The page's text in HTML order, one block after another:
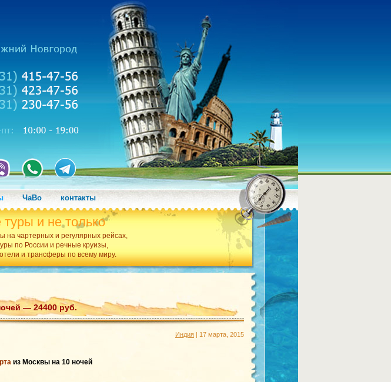
ЧаВо контакты
и не только
на чартерных и регулярных рейсах,
по России и речные круизы,
и трансферы по всему миру.
— 24400 руб.
Индия | 17 марта, 2015
из Москвы на 10 ночей